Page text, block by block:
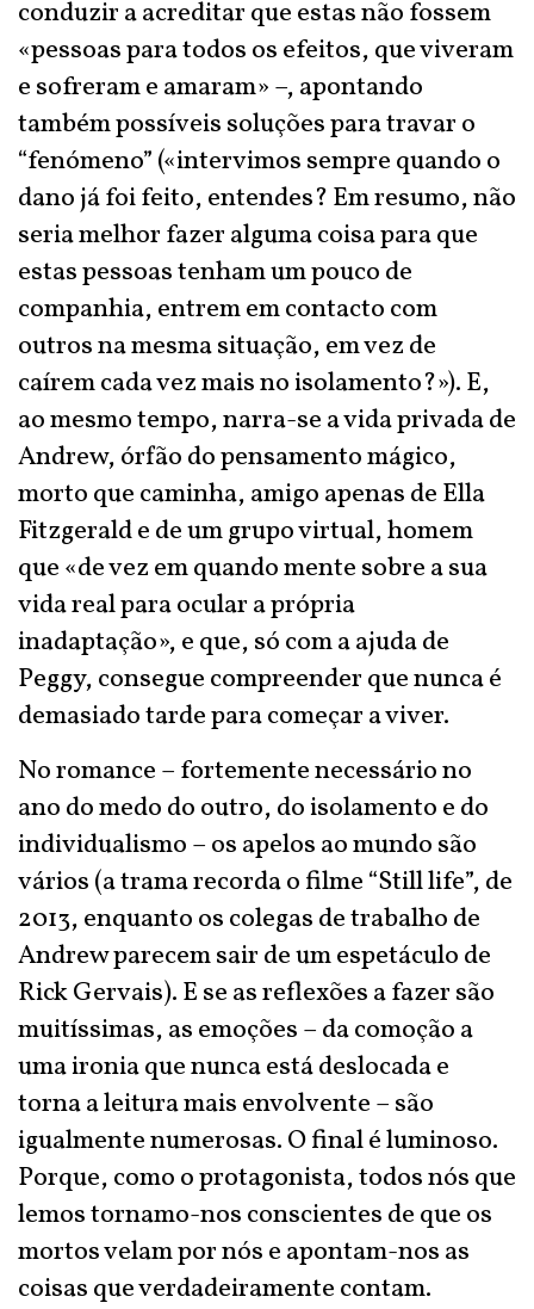
conduzir a acreditar que estas não fossem
«pessoas para todos os efeitos, que viveram
e sofreram e amaram» –, apontando
também possíveis soluções para travar o
“fenómeno” («intervimos sempre quando o
dano já foi feito, entendes? Em resumo, não
seria melhor fazer alguma coisa para que
estas pessoas tenham um pouco de
companhia, entrem em contacto com
outros na mesma situação, em vez de
caírem cada vez mais no isolamento?»). E,
ao mesmo tempo, narra-se a vida privada de
Andrew, órfão do pensamento mágico,
morto que caminha, amigo apenas de Ella
Fitzgerald e de um grupo virtual, homem
que «de vez em quando mente sobre a sua
vida real para ocular a própria
inadaptação», e que, só com a ajuda de
Peggy, consegue compreender que nunca é
demasiado tarde para começar a viver.
No romance – fortemente necessário no
ano do medo do outro, do isolamento e do
individualismo – os apelos ao mundo são
vários (a trama recorda o filme “Still life”, de
2013, enquanto os colegas de trabalho de
Andrew parecem sair de um espetáculo de
Rick Gervais). E se as reflexões a fazer são
muitíssimas, as emoções – da comoção a
uma ironia que nunca está deslocada e
torna a leitura mais envolvente – são
igualmente numerosas. O final é luminoso.
Porque, como o protagonista, todos nós que
lemos tornamo-nos conscientes de que os
mortos velam por nós e apontam-nos as
coisas que verdadeiramente contam.